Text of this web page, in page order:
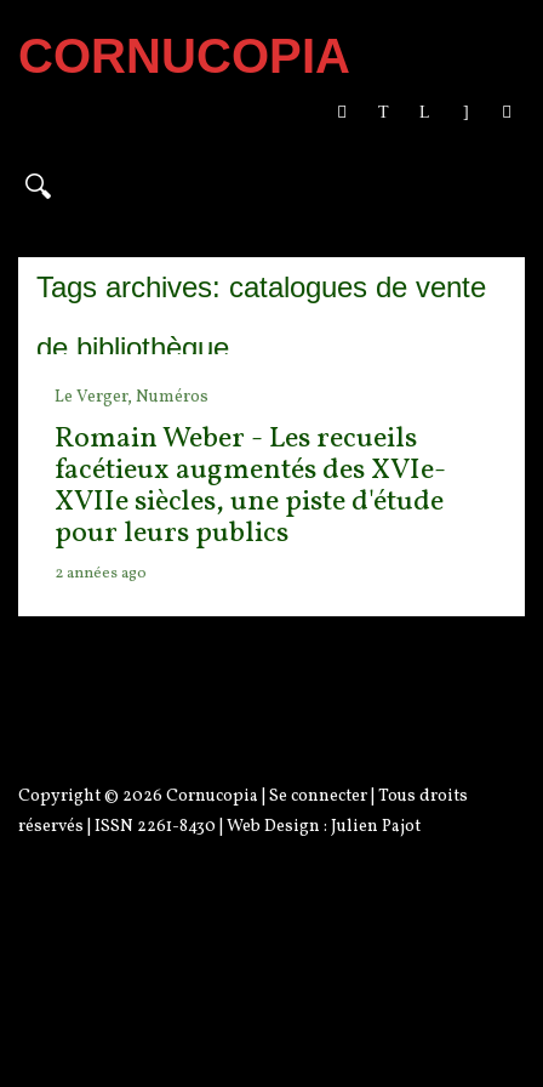
CORNUCOPIA
Tags archives: catalogues de vente
de bibliothèque
Le Verger, Numéros
Romain Weber - Les recueils
facétieux augmentés des XVIe-
XVIIe siècles, une piste d'étude
pour leurs publics
2 années ago
Copyright © 2026 Cornucopia Se connecter | Tous droits
réservés | ISSN 2261-8430 | Web Design : Julien Pajot